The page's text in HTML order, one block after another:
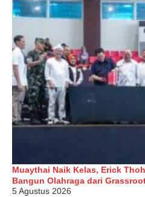
Muaythai Naik Kelas, Erick
Bangun Olahraga dari
5 Agustus 2026